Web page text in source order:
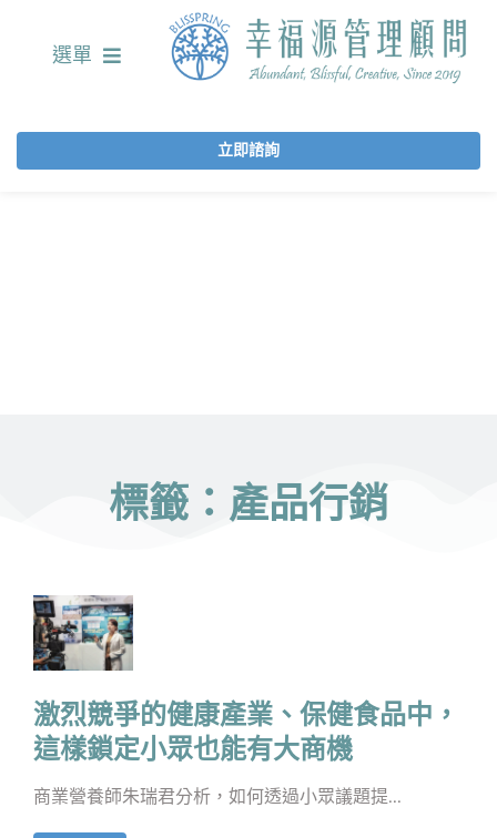
選單
立即諮詢
標籤：產品行銷
激烈競爭的健康產業、保健食品中，
這樣鎖定小眾也能有大商機
商業營養師朱瑞君分析，如何透過小眾議題提...